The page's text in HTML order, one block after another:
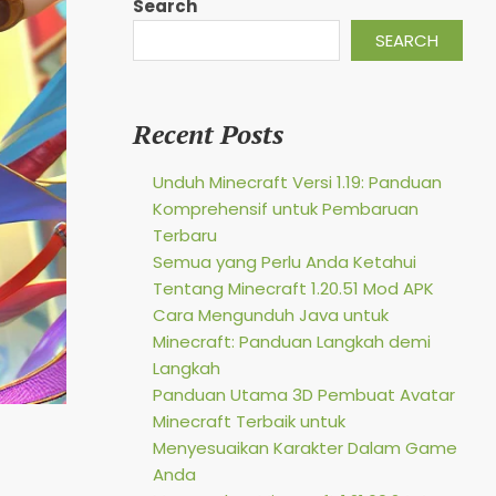
Search
SEARCH
Recent Posts
Unduh Minecraft Versi 1.19: Panduan
Komprehensif untuk Pembaruan
Terbaru
Semua yang Perlu Anda Ketahui
Tentang Minecraft 1.20.51 Mod APK
Cara Mengunduh Java untuk
Minecraft: Panduan Langkah demi
Langkah
Panduan Utama 3D Pembuat Avatar
Minecraft Terbaik untuk
Menyesuaikan Karakter Dalam Game
Anda